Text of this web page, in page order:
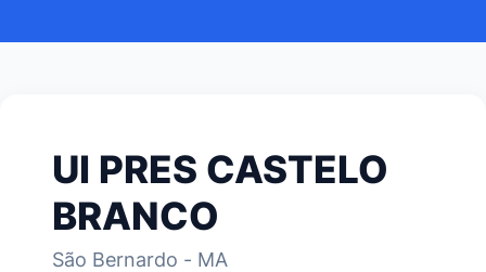
UI PRES CASTELO
BRANCO
São Bernardo - MA